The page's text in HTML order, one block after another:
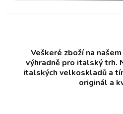
Veškeré zboží na
výhradně pro italský trh.
italských velkoskladů a
originál a